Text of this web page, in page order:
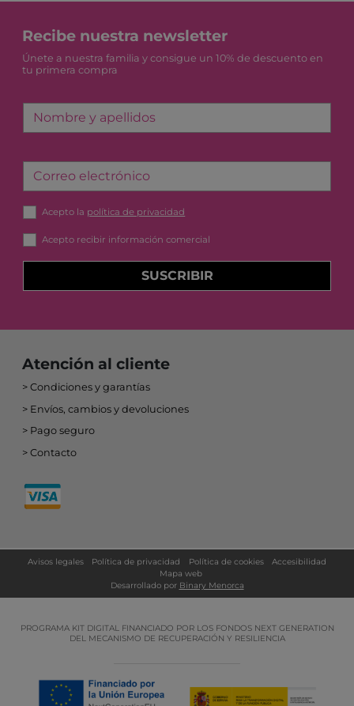
Recibe nuestra newsletter
Únete a nuestra familia y consigue un 10% de descuento en
tu primera compra
Nombre y apellidos
Correo electrónico
Acepto la política de privacidad
Acepto recibir información comercial
SUSCRIBIR
Atención al cliente
Condiciones y garantías
Envíos, cambios y devoluciones
Pago seguro
Contacto
Avisos legales Política de privacidad Política de cookies
Accesibilidad
Mapa web
Desarrollado por Binary Menorca
PROGRAMA KIT DIGITAL FINANCIADO POR LOS FONDOS NEXT GENERATION
DEL MECANISMO DE RECUPERACIÓN Y RESILIENCIA